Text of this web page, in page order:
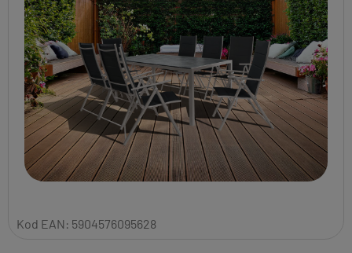
Kod EAN: 5904576095628